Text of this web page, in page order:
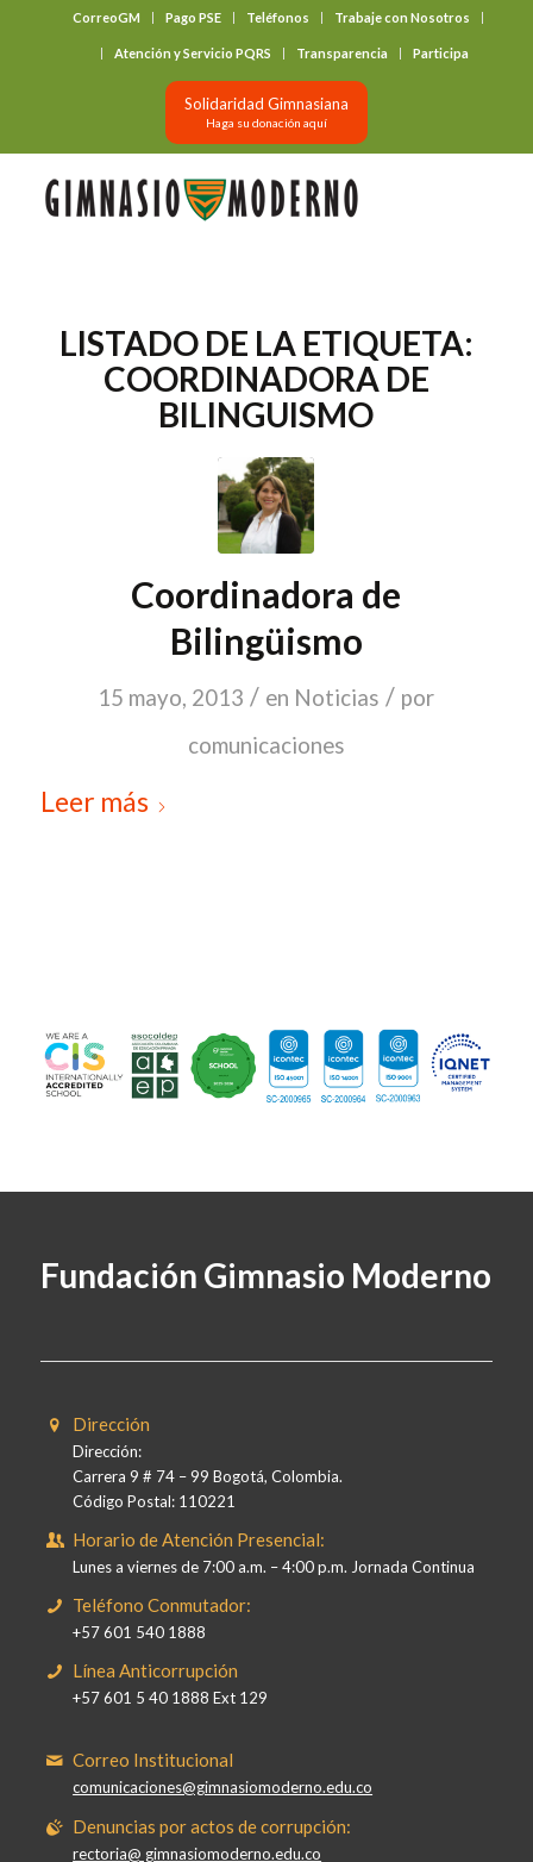
CorreoGM Pago PSE Teléfonos Trabaje con Nosotros
Atención y Servicio PQRS Transparencia Participa
Solidaridad Gimnasiana
Haga su donación aquí
LISTADO DE LA ETIQUETA:
COORDINADORA DE
BILINGUISMO
Coordinadora de
Bilingüismo
15 mayo, 2013 / en Noticias / por
comunicaciones
Leer más
Fundación Gimnasio Moderno
Dirección
Dirección:
Carrera 9 # 74 – 99 Bogotá, Colombia.
Código Postal: 110221
Horario de Atención Presencial:
Lunes a viernes de 7:00 a.m. – 4:00 p.m. Jornada Continua
Teléfono Conmutador:
+57 601 540 1888
Línea Anticorrupción
+57 601 5 40 1888 Ext 129
Correo Institucional
comunicaciones@gimnasiomoderno.edu.co
Denuncias por actos de corrupción:
rectoria@ gimnasiomoderno.edu.co